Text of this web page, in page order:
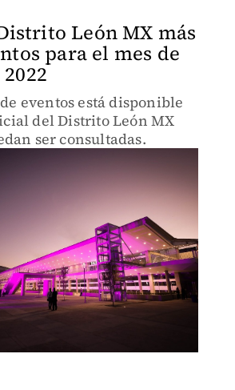
León MX más
para el mes de
eventos está disponible
del Distrito León MX
ser consultadas.